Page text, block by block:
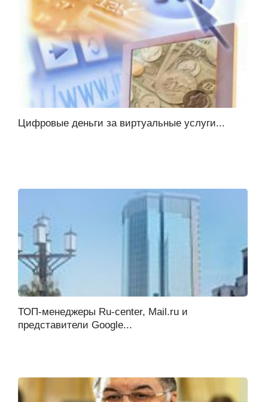
Цифровые деньги за виртуальные услуги...
ТОП-менеджеры Ru-center, Mail.ru и
представители Google...